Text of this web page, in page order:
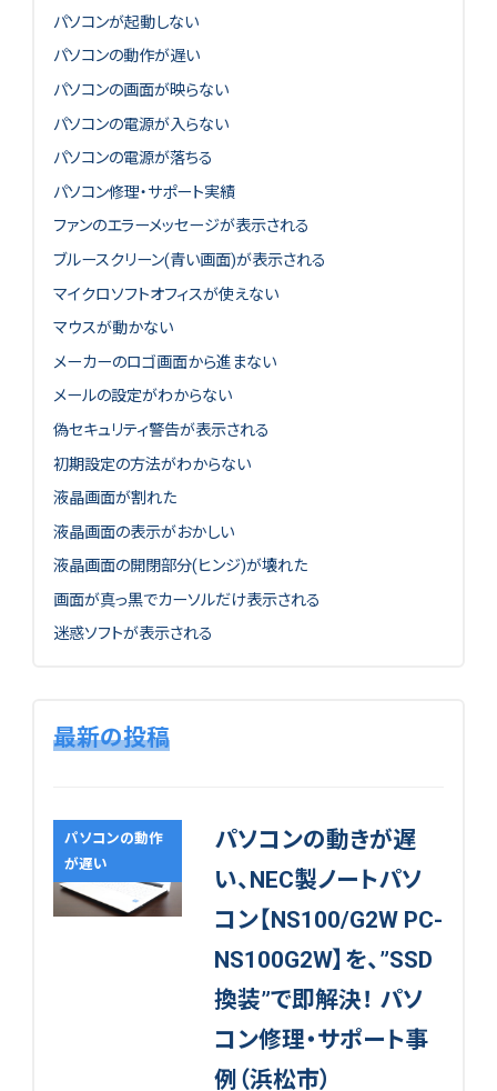
パソコンが起動しない
パソコンの動作が遅い
パソコンの画面が映らない
パソコンの電源が入らない
パソコンの電源が落ちる
パソコン修理・サポート実績
ファンのエラーメッセージが表示される
ブルースクリーン(青い画面)が表示される
マイクロソフトオフィスが使えない
マウスが動かない
メーカーのロゴ画面から進まない
メールの設定がわからない
偽セキュリティ警告が表示される
初期設定の方法がわからない
液晶画面が割れた
液晶画面の表示がおかしい
液晶画面の開閉部分(ヒンジ)が壊れた
画面が真っ黒でカーソルだけ表示される
迷惑ソフトが表示される
最新の投稿
パソコンの動作
が遅い
パソコンの動きが遅
い、NEC製ノートパソ
コン【NS100/G2W PC-
NS100G2W】を、”SSD
換装”で即解決！ パソ
コン修理・サポート事
例（浜松市）